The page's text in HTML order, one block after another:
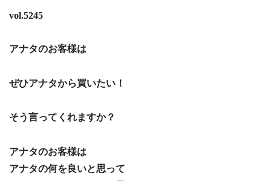
vol.5245
アナタのお客様は
ぜひアナタから買いたい！
そう言ってくれますか？
アナタのお客様は
アナタの何を良いと思って